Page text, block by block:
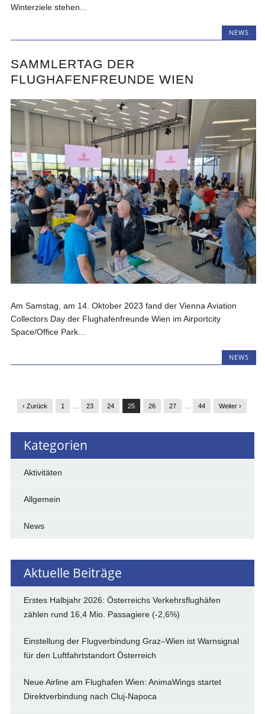
Winterziele stehen...
NEWS
SAMMLERTAG DER
FLUGHAFENFREUNDE WIEN
Am Samstag, am 14. Oktober 2023 fand der Vienna Aviation
Collectors Day der Flughafenfreunde Wien im Airportcity
Space/Office Park...
NEWS
‹ Zurück 1 23 24 25 26 27 44 Weiter ›
Kategorien
Aktivitäten
Allgemein
News
Aktuelle Beiträge
Erstes Halbjahr 2026: Österreichs Verkehrsflughäfen
zählen rund 16,4 Mio. Passagiere (-2,6%)
Einstellung der Flugverbindung Graz–Wien ist Warnsignal
für den Luftfahrtstandort Österreich
Neue Airline am Flughafen Wien: AnimaWings startet
Direktverbindung nach Cluj-Napoca